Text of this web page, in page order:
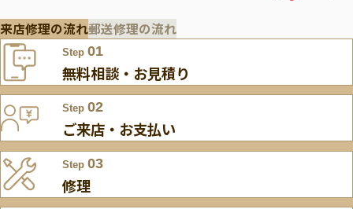
来店修理の流れ郵送修理の流れ
Step 01
無料相談・お見積り
Step 02
ご来店・お支払い
Step 03
修理